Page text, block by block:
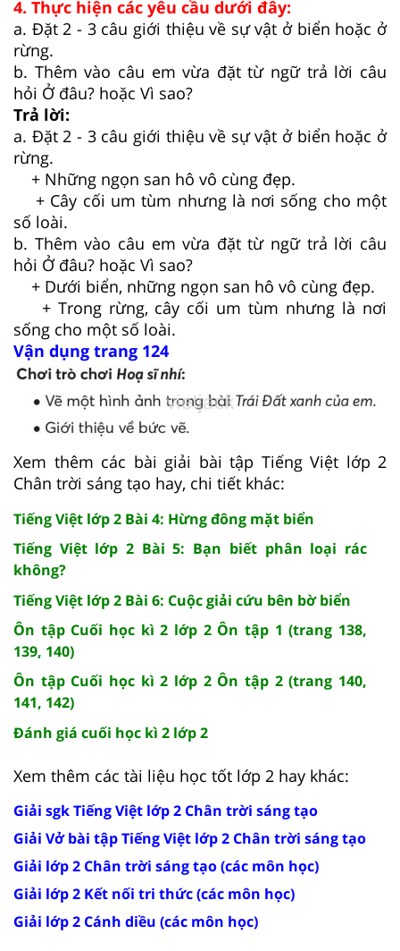
4. Thực hiện các yêu cầu dưới đây:
a. Đặt 2 - 3 câu giới thiệu về sự vật ở biển hoặc ở
rừng.
b. Thêm vào câu em vừa đặt từ ngữ trả lời câu
hỏi Ở đâu? hoặc Vì sao?
Trả lời:
a. Đặt 2 - 3 câu giới thiệu về sự vật ở biển hoặc ở
rừng.
+ Những ngọn san hô vô cùng đẹp.
+ Cây cối um tùm nhưng là nơi sống cho một
số loài.
b. Thêm vào câu em vừa đặt từ ngữ trả lời câu
hỏi Ở đâu? hoặc Vì sao?
+ Dưới biển, những ngọn san hô vô cùng đẹp.
+ Trong rừng, cây cối um tùm nhưng là nơi
sống cho một số loài.
Vận dụng trang 124
Xem thêm các bài giải bài tập Tiếng Việt lớp 2
Chân trời sáng tạo hay, chi tiết khác:
Tiếng Việt lớp 2 Bài 4: Hừng đông mặt biển
Tiếng Việt lớp 2 Bài 5: Bạn biết phân loại rác
không?
Tiếng Việt lớp 2 Bài 6: Cuộc giải cứu bên bờ biển
Ôn tập Cuối học kì 2 lớp 2 Ôn tập 1 (trang 138,
139, 140)
Ôn tập Cuối học kì 2 lớp 2 Ôn tập 2 (trang 140,
141, 142)
Đánh giá cuối học kì 2 lớp 2
Xem thêm các tài liệu học tốt lớp 2 hay khác:
Giải sgk Tiếng Việt lớp 2 Chân trời sáng tạo
Giải Vở bài tập Tiếng Việt lớp 2 Chân trời sáng tạo
Giải lớp 2 Chân trời sáng tạo (các môn học)
Giải lớp 2 Kết nối tri thức (các môn học)
Giải lớp 2 Cánh diều (các môn học)